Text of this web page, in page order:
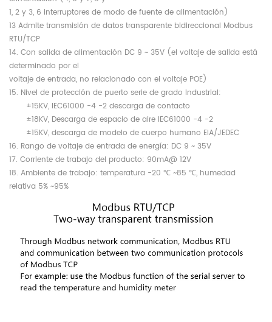
1, 2 y 3, 6 interruptores de modo de fuente de alimentación)
13 Admite transmisión de datos transparente bidireccional Modbus
RTU/TCP
14. Con salida de alimentación DC 9 ~ 35V (el voltaje de salida está
determinado por el
voltaje de entrada, no relacionado con el voltaje POE)
15. Nivel de protección de puerto serie de grado industrial:
±15KV, IEC61000 -4 -2 descarga de contacto
±18KV, Descarga de espacio de aire IEC61000 -4 -2
±15KV, descarga de modelo de cuerpo humano EIA/JEDEC
16. Rango de voltaje de entrada de energía: DC 9 ~ 35V
17. Corriente de trabajo del producto: 90mA@ 12V
18. Ambiente de trabajo: temperatura -20 ℃ ~85 ℃, humedad
relativa 5% ~95%